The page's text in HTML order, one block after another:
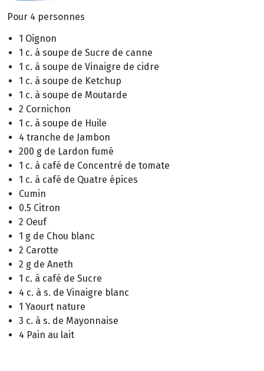
Pour 4 personnes
1 Oignon
1 c. à soupe de Sucre de canne
1 c. à soupe de Vinaigre de cidre
1 c. à soupe de Ketchup
1 c. à soupe de Moutarde
2 Cornichon
1 c. à soupe de Huile
4 tranche de Jambon
200 g de Lardon fumé
1 c. à café de Concentré de tomate
1 c. à café de Quatre épices
Cumin
0.5 Citron
2 Oeuf
1 g de Chou blanc
2 Carotte
2 g de Aneth
1 c. à café de Sucre
4 c. à s. de Vinaigre blanc
1 Yaourt nature
3 c. à s. de Mayonnaise
4 Pain au lait